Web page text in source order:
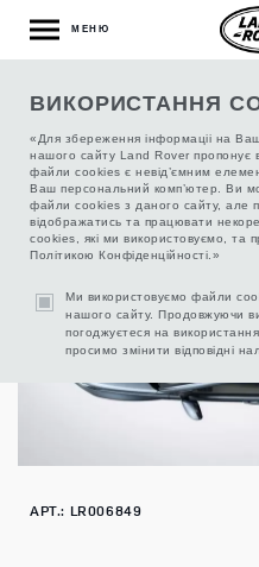
ВИКОРИСТАННЯ
«Для збереження інформаціі на
нашого сайту Land Rover пропонує
файли cookies є невід’ємним
Ваш персональний комп’ютер. Ви
файли cookies з даного сайту, але
відображатись та працювати
cookies, які ми використовуємо, та
Політикою Конфіденційності.»
Ми використовуємо файли
нашого сайту. Продовжуючи
погоджуєтеся на
просимо змінити відповідні
МЕНЮ
БАГАЖНИК ДЛЯ
АРТ.: LR006849